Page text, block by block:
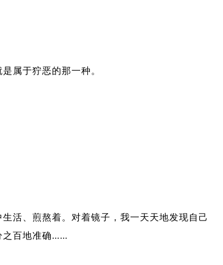
属于狞恶的那一种。
活、煎熬着。对着镜子，我一天天地发现自己
之百地准确……